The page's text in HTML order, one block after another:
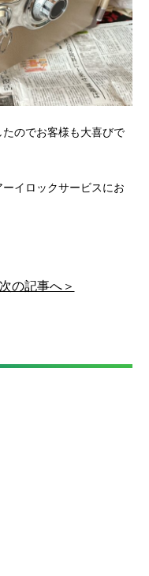
のでお客様も大喜びで
イロックサービスにお
次の記事へ＞